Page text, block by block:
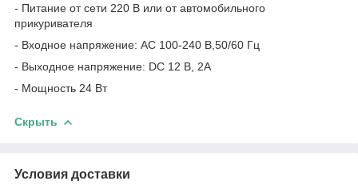
- Питание от сети 220 В или от автомобильного
прикуривателя
- Входное напряжение: АС 100-240 В,50/60 Гц
- Выходное напряжение: DС 12 В, 2А
- Мощность 24 Вт
Скрыть
Условия доставки